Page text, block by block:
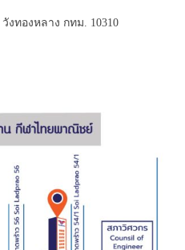
งทองหลาง กทม. 10310